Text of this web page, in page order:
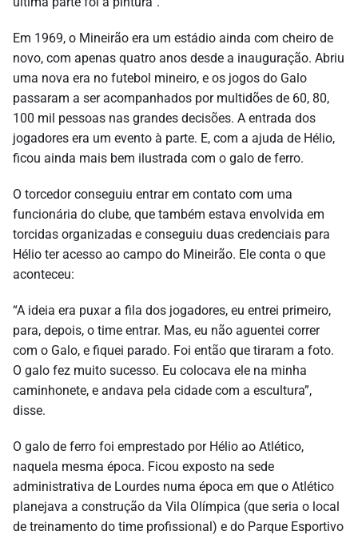
Em 1969, o Mineirão era um estádio ainda com cheiro de
novo, com apenas quatro anos desde a inauguração. Abriu
uma nova era no futebol mineiro, e os jogos do Galo
passaram a ser acompanhados por multidões de 60, 80,
100 mil pessoas nas grandes decisões. A entrada dos
jogadores era um evento à parte. E, com a ajuda de Hélio,
ficou ainda mais bem ilustrada com o galo de ferro.
O torcedor conseguiu entrar em contato com uma
funcionária do clube, que também estava envolvida em
torcidas organizadas e conseguiu duas credenciais para
Hélio ter acesso ao campo do Mineirão. Ele conta o que
aconteceu:
“A ideia era puxar a fila dos jogadores, eu entrei primeiro,
para, depois, o time entrar. Mas, eu não aguentei correr
com o Galo, e fiquei parado. Foi então que tiraram a foto.
O galo fez muito sucesso. Eu colocava ele na minha
caminhonete, e andava pela cidade com a escultura”,
disse.
O galo de ferro foi emprestado por Hélio ao Atlético,
naquela mesma época. Ficou exposto na sede
administrativa de Lourdes numa época em que o Atlético
planejava a construção da Vila Olímpica (que seria o local
de treinamento do time profissional) e do Parque Esportivo